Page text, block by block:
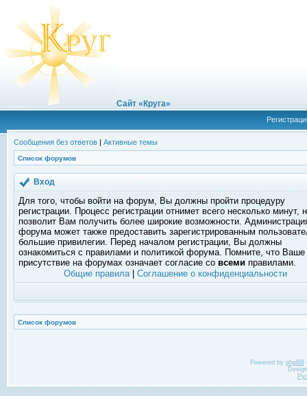
Сайт «Круга»
Сообщения без ответов | Активные темы
Список форумов
Вход
Для того, чтобы войти на форум, Вы должны пройти процедуру
регистрации. Процесс регистрации отнимет всего несколько минут,
позволит Вам получить более широкие возможности.
форума может также предоставить зарегистрированным
большие привилегии. Перед началом регистрации, Вы должны
ознакомиться с правилами и политикой форума. Помните, что Ваше
присутствие на форумах означает согласие со всеми правилами.
Общие правила| Соглашение о конфиденциальности
Список форумов
Powered by phpBB